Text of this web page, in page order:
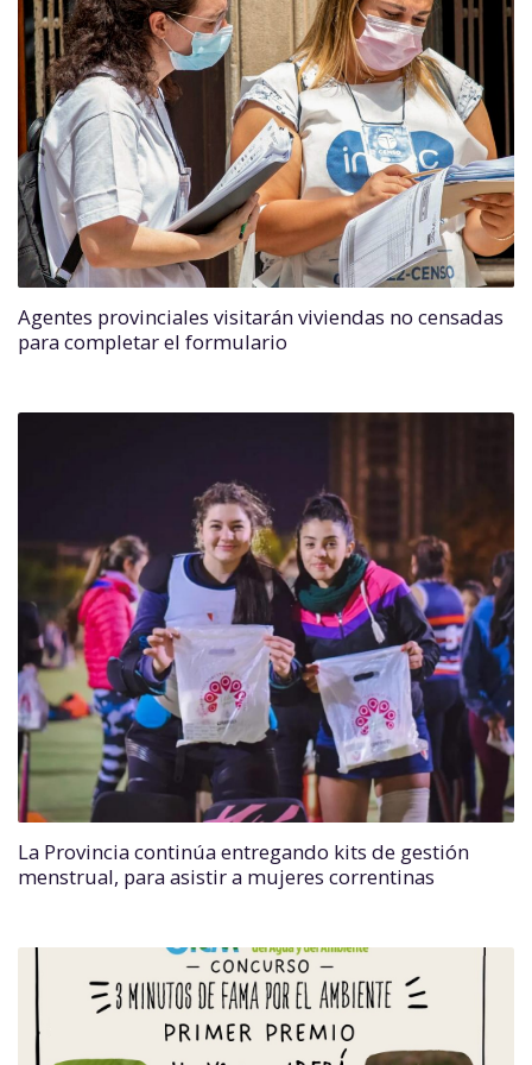
Agentes provinciales visitarán viviendas no censadas
para completar el formulario
La Provincia continúa entregando kits de gestión
menstrual, para asistir a mujeres correntinas